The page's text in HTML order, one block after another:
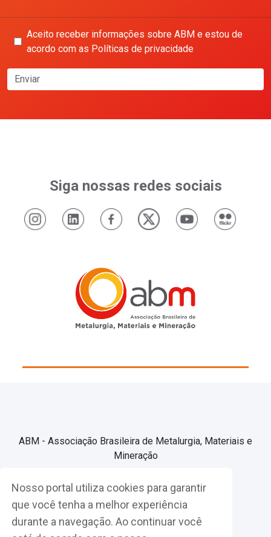
Nosso portal utiliza cookies para garantir
que você tenha a melhor experiência
durante a navegação. Ao continuar você
Aceito receber informações sobre ABM e estou de
acordo com as Políticas de privacidade
Enviar
Siga nossas redes sociais
ABM - Associação Brasileira de Metalurgia, Materiais e
Mineração
Associe-se
Fazer Login